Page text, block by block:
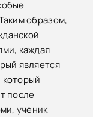
образом,
каждая
является
после
ученик